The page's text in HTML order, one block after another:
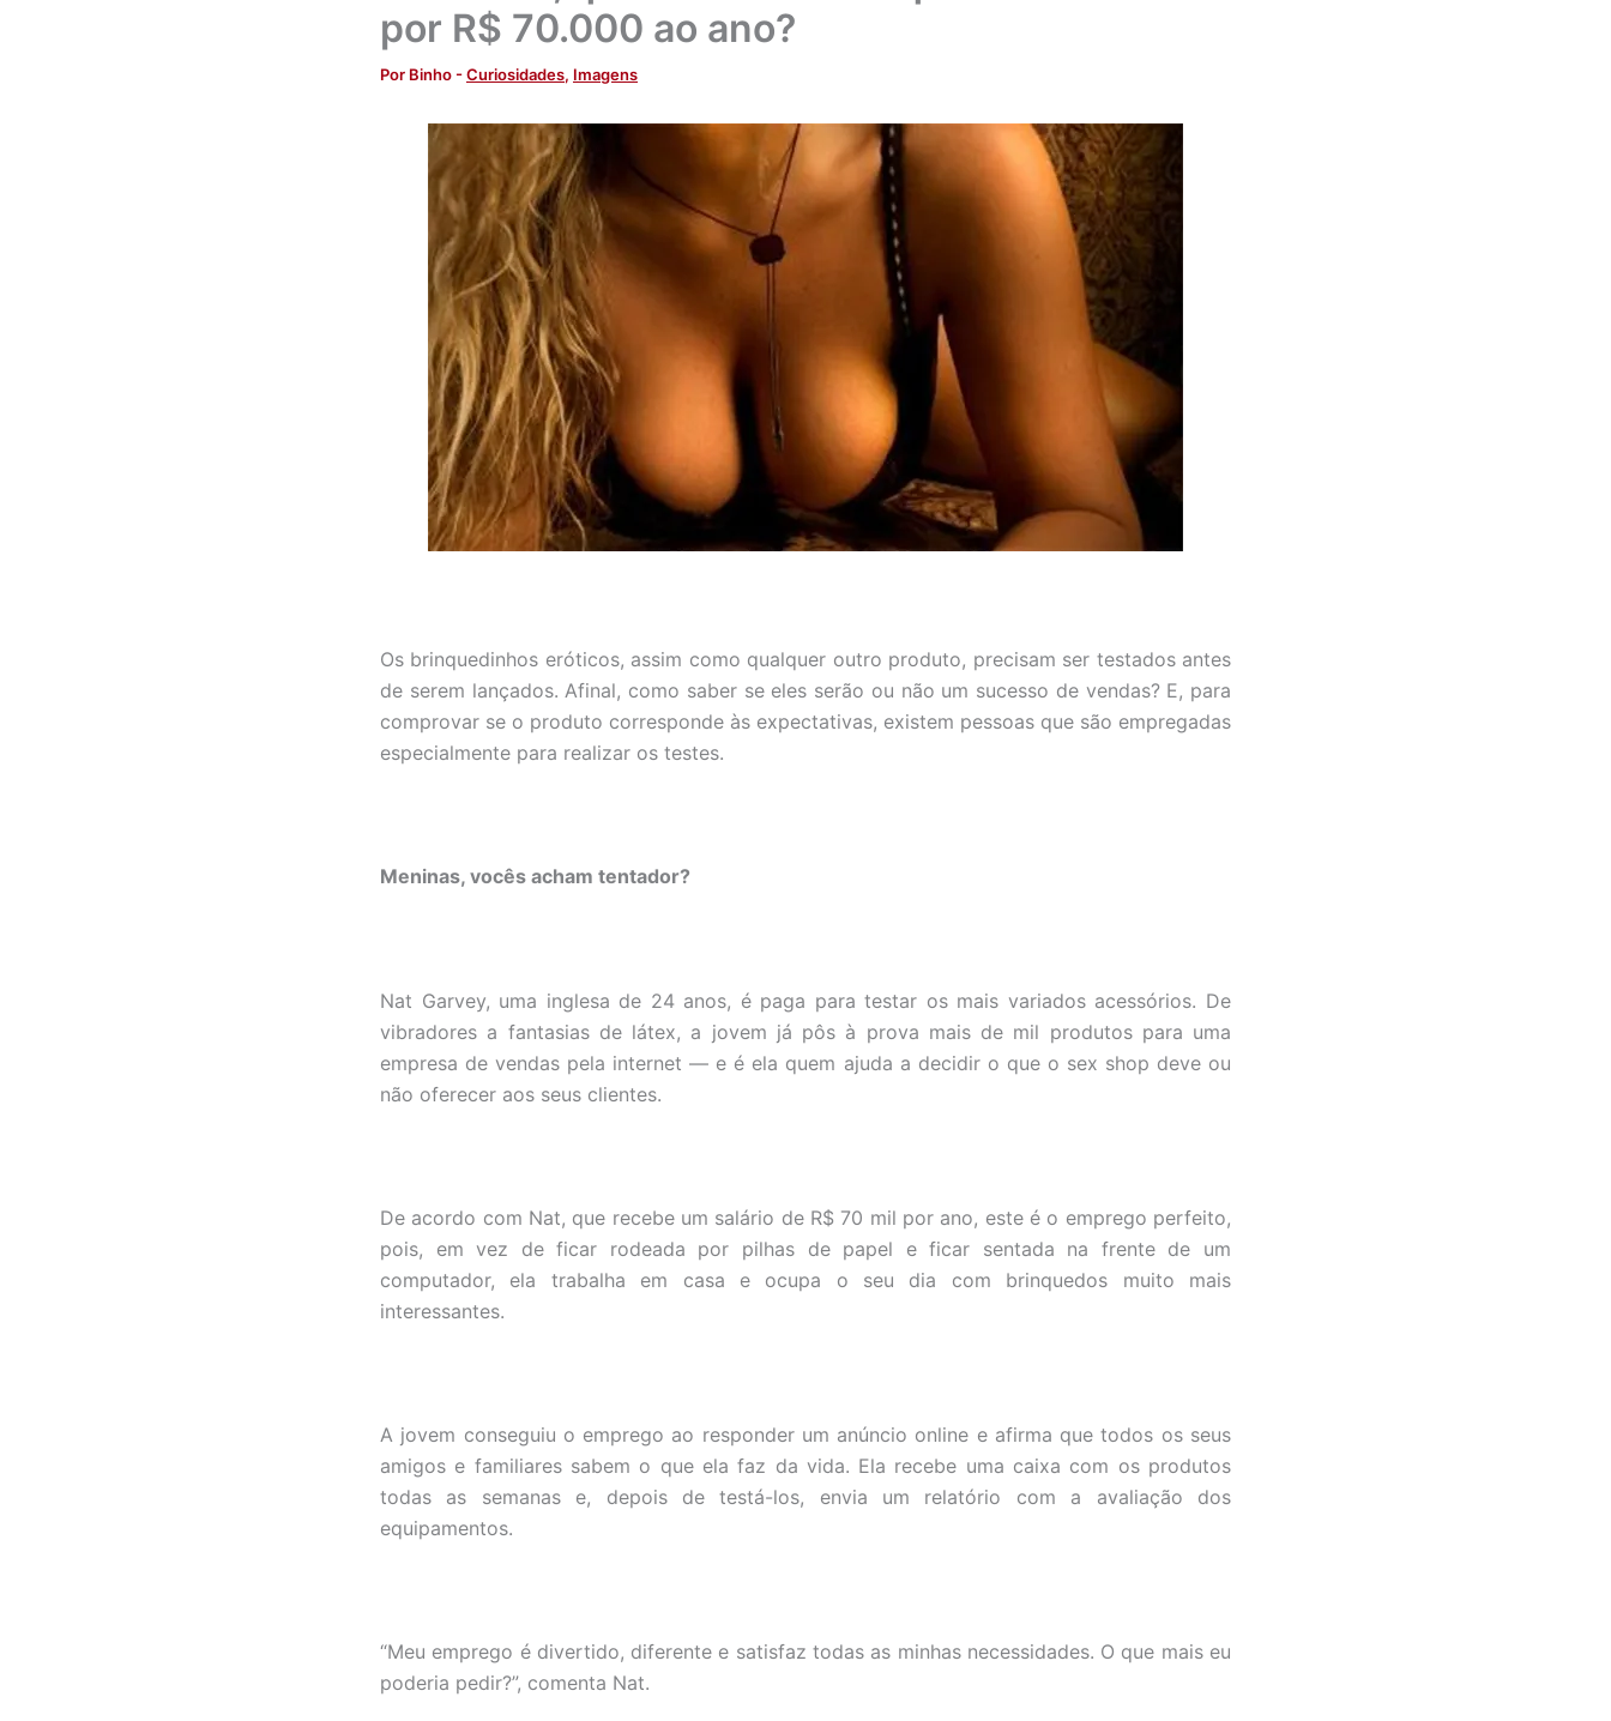
por R$ 70.000 ao ano?
Por Binho-Curiosidades, Imagens
Os brinquedinhos eróticos, assim como qualquer outro produto, precisam ser testados antes
de serem lançados. Afinal, como saber se eles serão ou não um sucesso de vendas? E, para
comprovar se o produto corresponde às expectativas, existem pessoas que são empregadas
especialmente para realizar os testes.
Meninas, vocês acham tentador?
Nat Garvey, uma inglesa de 24 anos, é paga para testar os mais variados acessórios. De
vibradores a fantasias de látex, a jovem já pôs à prova mais de mil produtos para uma
empresa de vendas pela internet — e é ela quem ajuda a decidir o que o sex shop deve ou
não oferecer aos seus clientes.
De acordo com Nat, que recebe um salário de R$ 70 mil por ano, este é o emprego perfeito,
pois, em vez de ficar rodeada por pilhas de papel e ficar sentada na frente de um
computador, ela trabalha em casa e ocupa o seu dia com brinquedos muito mais
interessantes.
A jovem conseguiu o emprego ao responder um anúncio online e afirma que todos os seus
amigos e familiares sabem o que ela faz da vida. Ela recebe uma caixa com os produtos
todas as semanas e, depois de testá-los, envia um relatório com a avaliação dos
equipamentos.
“Meu emprego é divertido, diferente e satisfaz todas as minhas necessidades. O que mais eu
poderia pedir?”, comenta Nat.